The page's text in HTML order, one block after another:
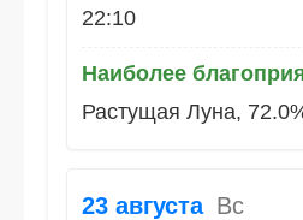
22:10
Наиболее
Растущая Луна,
23 августа Вс